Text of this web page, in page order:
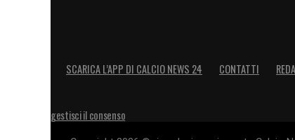
SCARICA L’APP DI CALCIO NEWS 24 CONTATTI
gestisci il consenso